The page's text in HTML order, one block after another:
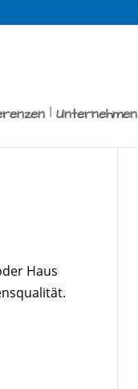
Unternehmen
Haus